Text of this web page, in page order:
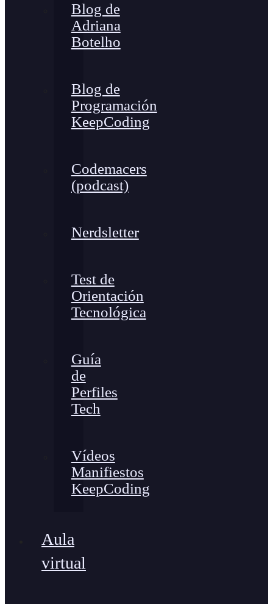
Blog de
Adriana
Botelho
Blog de
Programación
KeepCoding
Codemacers
(podcast)
Nerdsletter
Test de
Orientación
Tecnológica
Guía
de
Perfiles
Tech
Vídeos
Manifiestos
KeepCoding
Aula
virtual